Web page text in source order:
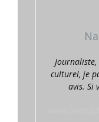
culturel, je
avis. Si